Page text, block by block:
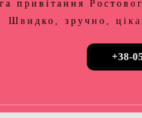
привітання
Швидко, зручно,
+38-